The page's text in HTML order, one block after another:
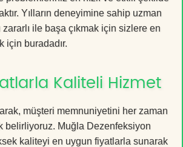
Yılların deneyimine sahip uzman
ile başa çıkmak için sizlere en
için buradadır.
Kaliteli Hizmet
müşteri memnuniyetini her zaman
belirliyoruz. Muğla Dezenfeksiyon
kaliteyi en uygun fiyatlarla sunarak